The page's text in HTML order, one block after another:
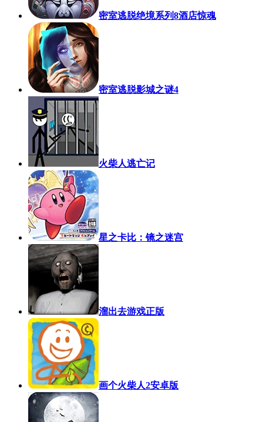
密室逃脱绝境系列8酒店惊魂
密室逃脱影城之谜4
火柴人逃亡记
星之卡比：镜之迷宫
溜出去游戏正版
画个火柴人2安卓版